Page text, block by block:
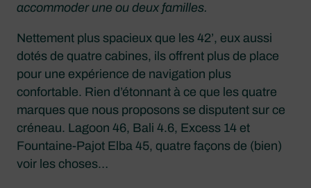
accommoder une ou deux familles.
Nettement plus spacieux que les 42’, eux aussi
dotés de quatre cabines, ils offrent plus de place
pour une expérience de navigation plus
confortable. Rien d’étonnant à ce que les quatre
marques que nous proposons se disputent sur ce
créneau. Lagoon 46, Bali 4.6, Excess 14 et
Fountaine-Pajot Elba 45, quatre façons de (bien)
voir les choses…